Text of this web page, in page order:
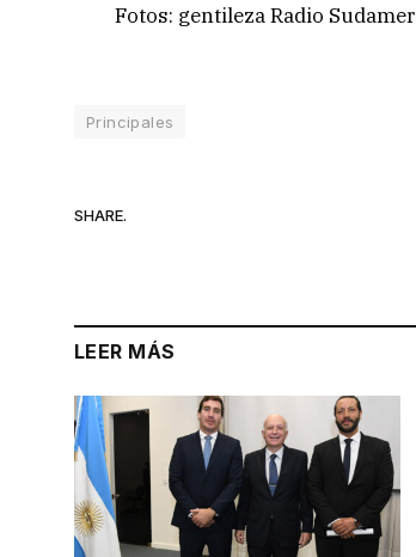
Fotos: gentileza Radio
Principales
SHARE.
LEER MÁS